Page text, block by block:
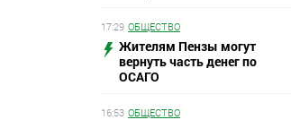
17:29 ОБЩЕСТВО
Жителям Пензы могут
вернуть часть денег по
ОСАГО
16:53 ОБЩЕСТВО